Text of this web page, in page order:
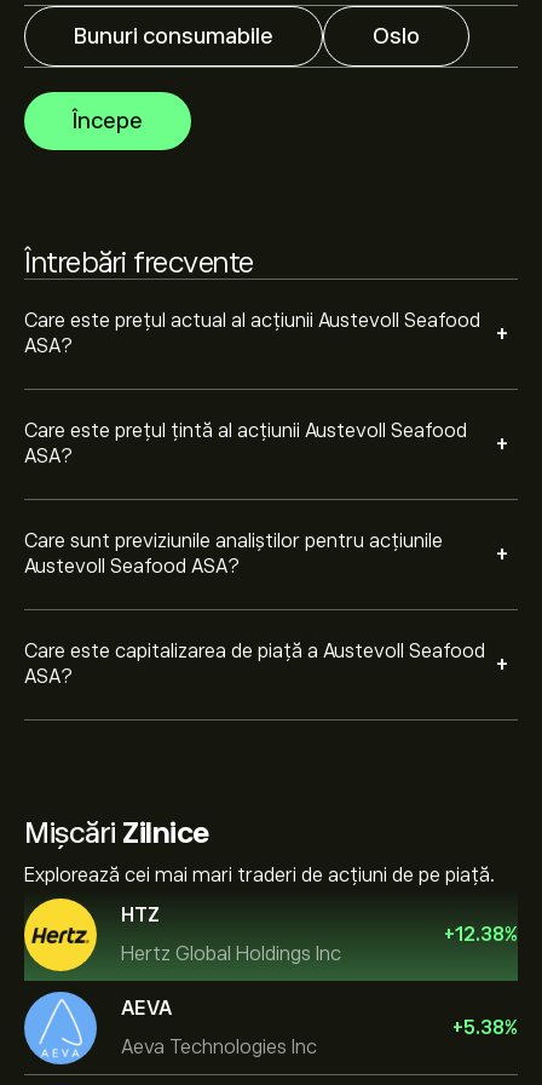
Bunuri consumabile Oslo
Începe
Întrebări frecvente
Care este prețul actual al acțiunii Austevoll Seafood
ASA?
+
Care este prețul țintă al acțiunii Austevoll Seafood
ASA?
+
Care sunt previziunile analiștilor pentru acțiunile
Austevoll Seafood ASA?
+
Analiștii oferă previziuni pentru acțiunile Austevoll
Seafood ASA bazate pe tendințele pieței, rapoarte
financiare și creșterea estimată. Verifică cele mai
recente previziuni pentru mișcările viitoare de preț.
Care este capitalizarea de piață a Austevoll Seafood
ASA?
+
Mișcări Zilnice
Explorează cei mai mari traderi de acțiuni de pe piață.
HTZ
Hertz Global Holdings Inc
+12.38%
AEVA
Aeva Technologies Inc
+5.38%